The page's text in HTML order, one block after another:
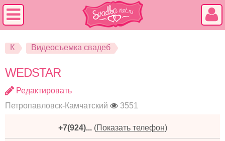
К Видеосъемка свадеб
WEDSTAR
Редактировать
Петропавловск-Камчатский
3551
+7(924)... (Показать телефон)